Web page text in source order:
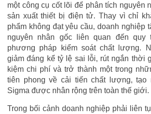
một công cụ cốt lõi để phân tích nguyên
sản xuất thiết bị điện tử. Thay vì chỉ
phẩm không đạt yêu cầu, doanh nghiệp
nguyên nhân gốc liên quan đến quy
phương pháp kiểm soát chất lượng.
giảm đáng kể tỷ lệ sai lỗi, rút ngắn thời
kiệm chi phí và trở thành một trong
tiên phong về cải tiến chất lượng, tạo
Sigma được nhân rộng trên toàn thế giới.
Trong bối cảnh doanh nghiệp phải liên